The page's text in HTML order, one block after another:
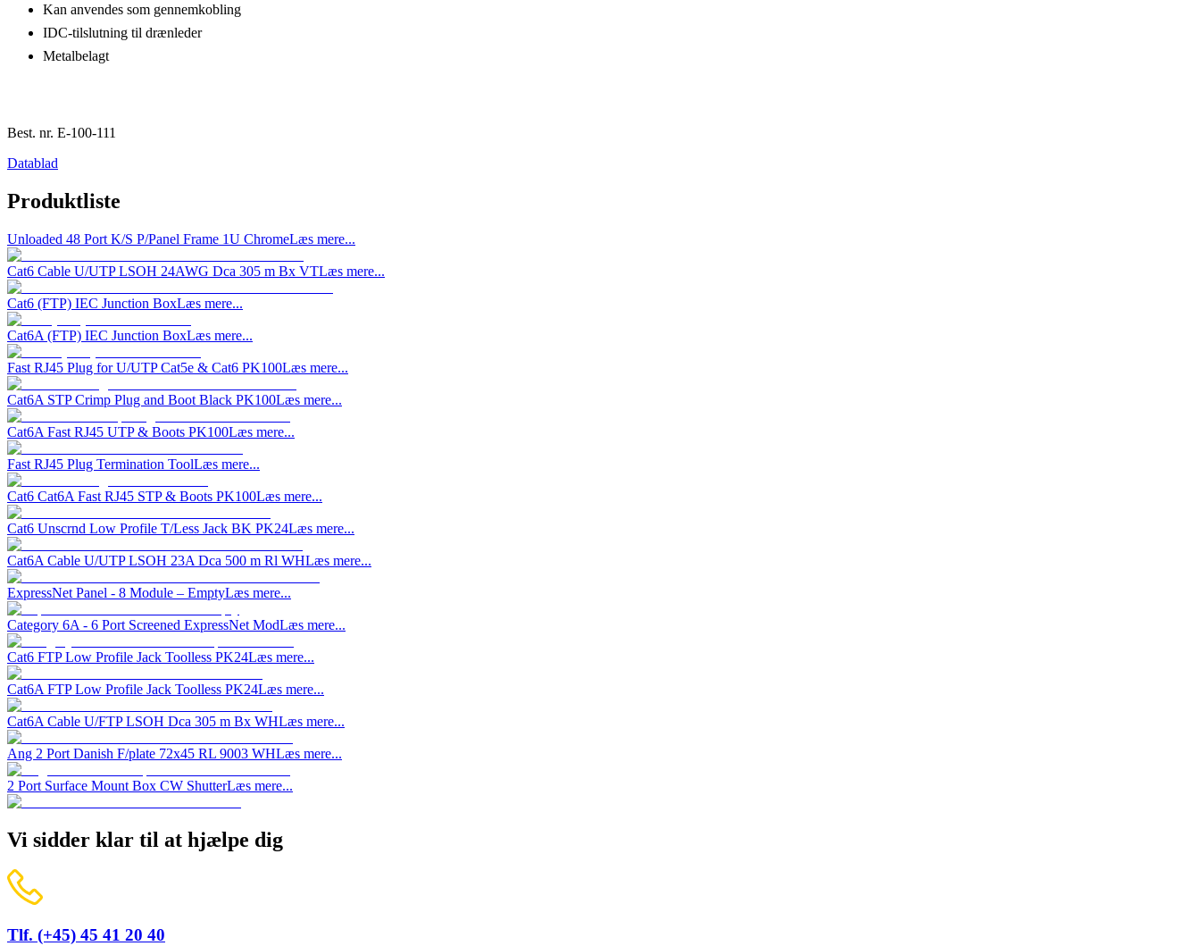
Kan anvendes som gennemkobling
IDC-tilslutning til drænleder
Metalbelagt
Best. nr. E-100-111
Datablad
Produktliste
Unloaded 48 Port K/S P/Panel Frame 1U ChromeLæs mere...
Cat6 Cable U/UTP LSOH 24AWG Dca 305 m Bx VTLæs mere...
Cat6 (FTP) IEC Junction BoxLæs mere...
Cat6A (FTP) IEC Junction BoxLæs mere...
Fast RJ45 Plug for U/UTP Cat5e & Cat6 PK100Læs mere...
Cat6A STP Crimp Plug and Boot Black PK100Læs mere...
Cat6A Fast RJ45 UTP & Boots PK100Læs mere...
Fast RJ45 Plug Termination ToolLæs mere...
Cat6 Cat6A Fast RJ45 STP & Boots PK100Læs mere...
Cat6 Unscrnd Low Profile T/Less Jack BK PK24Læs mere...
Cat6A Cable U/UTP LSOH 23A Dca 500 m Rl WHLæs mere...
ExpressNet Panel - 8 Module – EmptyLæs mere...
Category 6A - 6 Port Screened ExpressNet ModLæs mere...
Cat6 FTP Low Profile Jack Toolless PK24Læs mere...
Cat6A FTP Low Profile Jack Toolless PK24Læs mere...
Cat6A Cable U/FTP LSOH Dca 305 m Bx WHLæs mere...
Ang 2 Port Danish F/plate 72x45 RL 9003 WHLæs mere...
2 Port Surface Mount Box CW ShutterLæs mere...
Vi sidder klar til at hjælpe dig
Tlf. (+45) 45 41 20 40